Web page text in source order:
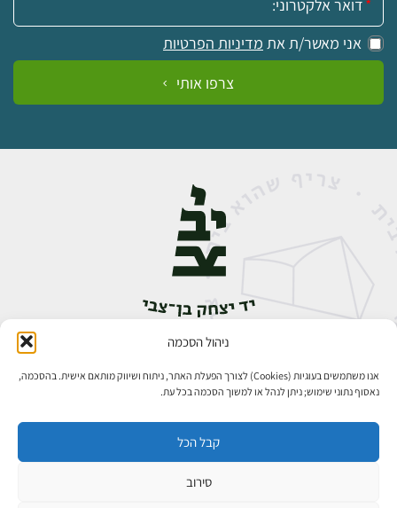
ניהול הסכמה
אנו משתמשים בעוגיות (Cookies) לצורך הפעלת האתר, ניתוח ושיווק מותאם אישית. בהסכמה,
נאסוף נתוני שימוש; ניתן לנהל או למשוך הסכמה בכל עת.
קבל הכל
סירוב
אני מאשר/ת את מדיניות הפרטיות
צרפו אותי
אבן גבירול 14, רחביה, ירושלים